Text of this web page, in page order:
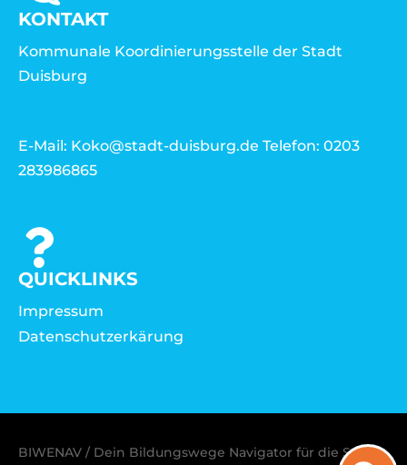
KONTAKT
Kommunale Koordinierungsstelle der Stadt
Duisburg
E-Mail: Koko@stadt-duisburg.de Telefon: 0203
283986865
QUICKLINKS
Impressum
Datenschutzerkärung
BIWENAV / Dein Bildungswege Navigator für die Stadt